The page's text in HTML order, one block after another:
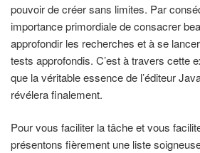
pouvoir de créer sans limites. Par
importance primordiale de consacrer
approfondir les recherches et à se
tests approfondis. C’est à travers cette
que la véritable essence de l’éditeur
révélera finalement.
Pour vous faciliter la tâche et vous
présentons fièrement une liste